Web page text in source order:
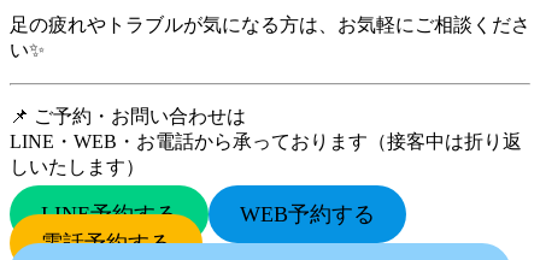
足の疲れやトラブルが気になる方は、お気軽にご相談くださ
い✨
📌 ご予約・お問い合わせは
LINE・WEB・お電話から承っております（接客中は折り返
しいたします）
LINE予約する
WEB予約する
電話予約する